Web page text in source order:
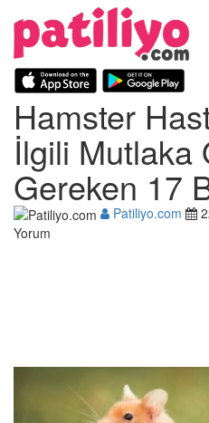
Hamster
İlgili Mutlaka
Gereken 17
Patiliyo.com
Yorum